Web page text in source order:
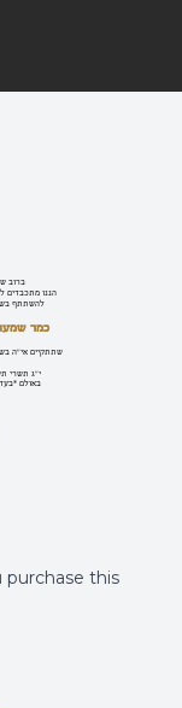
באולם
י”ג תשרי
שתתקיים אי”ה
כמר
להשתתף
הננו מתכבדים
ברוב
this